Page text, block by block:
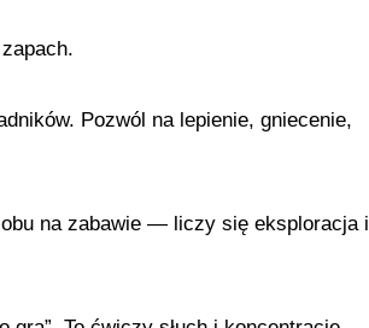
Pozwól na lepienie, gniecenie,
na zabawie — liczy się eksploracja i